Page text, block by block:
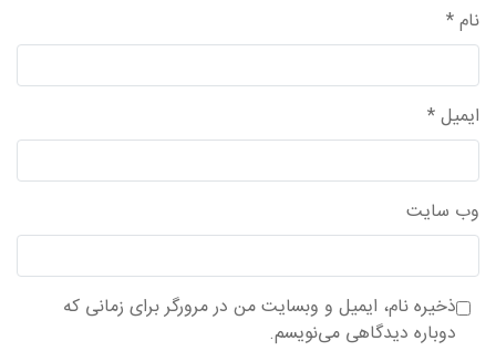
نام*
ایمیل*
وب‌ سایت
ذخیره نام، ایمیل و وبسایت من در مرورگر برای زمانی که
دوباره دیدگاهی می‌نویسم.